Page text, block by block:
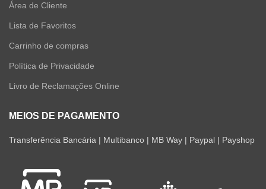
Área de Cliente
Lista de Favoritos
Carrinho de compras
Política de Privacidade
Livro de Reclamações Online
MEIOS DE PAGAMENTO
Transferência Bancária | Multibanco | MB Way | Paypal | Payshop